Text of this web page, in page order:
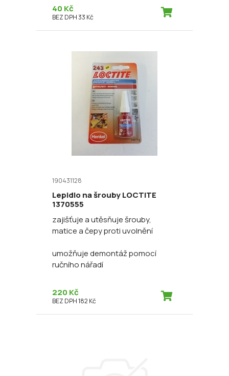
40 Kč
BEZ DPH 33 Kč
190431128
Lepidlo na šrouby LOCTITE
1370555
zajišťuje a utěsňuje šrouby,
matice a čepy proti uvolnění
umožňuje demontáž pomocí
ručního nářadí
220 Kč
BEZ DPH 182 Kč